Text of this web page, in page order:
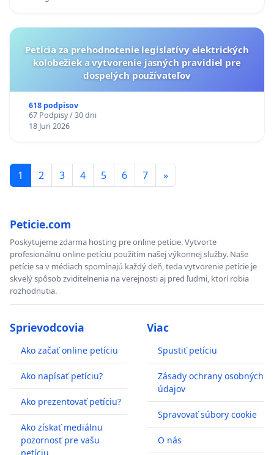
KONTROLA STAVBY C-AREA NA
Petícia za prehodnotenie legislatívy elektrických
kolobežiek a vytvorenie jasných pravidiel pre
dospelých používateľov
618 podpisov
67 Podpisy / 30 dni
18 Jun 2026
1 2 3 4 5 6 7 »
Peticie.com
Poskytujeme zdarma hosting pre online petície. Vytvorte
profesionálnu online petíciu použítím našej výkonnej služby. Naše
petície sa v médiach spomínajú každý deň, teda vytvorenie petície je
skvelý spôsob zviditelnenia na verejnosti aj pred ľudmi, ktorí robia
rozhodnutia.
Sprievodcovia
Ako začať online petíciu
Ako napísať petíciu?
Ako prezentovať petíciu?
Ako získať mediálnu
pozornosť pre vašu
Viac
Spustiť petíciu
Zásady ochrany osobných
údajov
Spravovať súbory cookie
O nás